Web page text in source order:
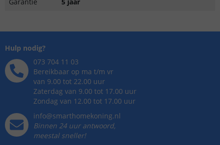
Hulp nodig?
073 704 11 03
Bereikbaar op ma t/m vr
van 9.00 tot 22.00 uur
Zaterdag van 9.00 tot 17.00 uur
Zondag van 12.00 tot 17.00 uur
info@smarthomekoning.nl
Binnen 24 uur antwoord,
meestal sneller!